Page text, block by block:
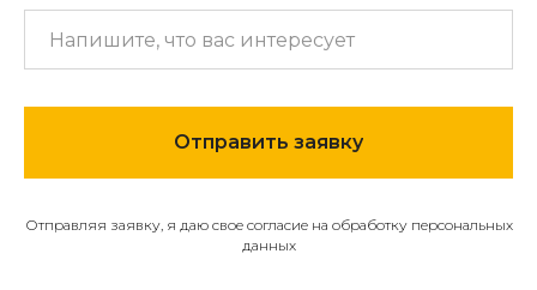
Отправить заявку
Отправляя заявку, я даю свое согласие на обработку персональных
данных
МЕНЮ
Каталог
653322@mail.ru